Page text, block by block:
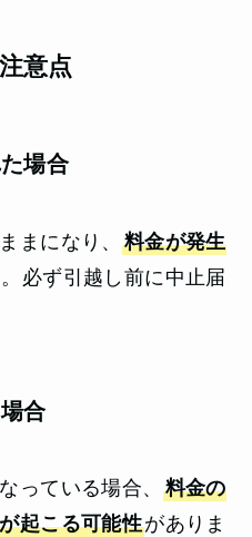
意点
場合
まになり、 料金が発生
必ず引越し前に中止届
合
っている場合、 料金の
起こる可能性がありま